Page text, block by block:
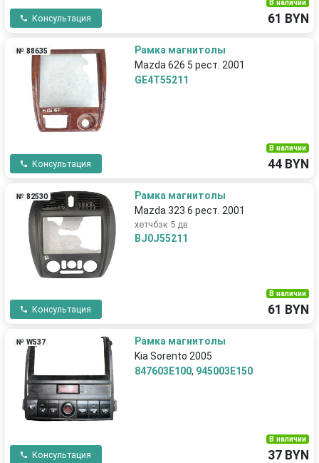
Консультация
В наличии
61 BYN
№ 88635
Рамка магнитолы
Mazda 626 5 рест. 2001
GE4T55211
Консультация
В наличии
44 BYN
№ 82530
Рамка магнитолы
Mazda 323 6 рест. 2001
хетчбэк 5 дв.
BJ0J55211
Консультация
В наличии
61 BYN
№ W537
Рамка магнитолы
Kia Sorento 2005
847603E100, 945003E150
Консультация
В наличии
37 BYN